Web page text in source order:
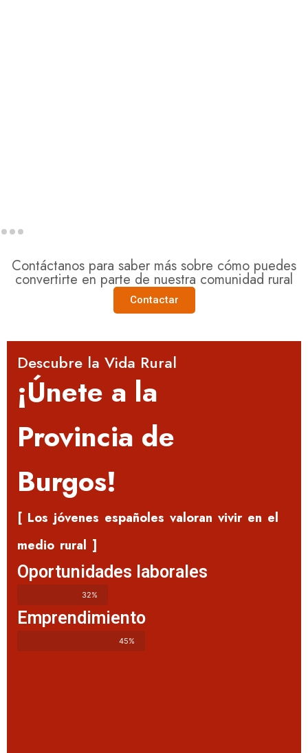
Contáctanos para saber más sobre cómo puedes
convertirte en parte de nuestra comunidad rural
Contactar
Descubre la Vida Rural
¡Únete a la
Provincia de
Burgos!
[ Los jóvenes españoles valoran vivir en el
medio rural ]
Oportunidades laborales
32%
Emprendimiento
45%